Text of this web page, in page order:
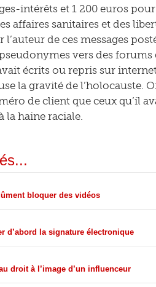
intérêts et 1 200 euros
affaires sanitaires et des
l’auteur de ces messages
vers des
écrits ou repris sur
la gravité de l’holocauste.
de client que ceux qu’il
la haine raciale.
bloquer des vidéos
d’abord la signature électronique
droit à l’image d’un influenceur